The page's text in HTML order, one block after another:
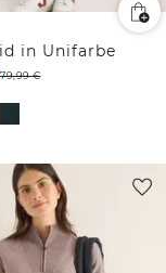
in Unifarbe
79,99€